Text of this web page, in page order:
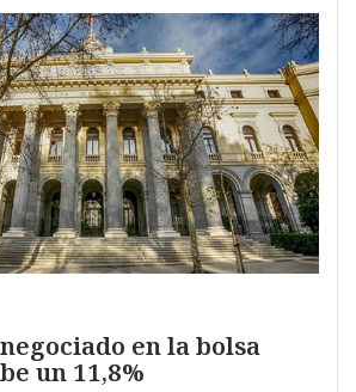
en la bolsa
un 11,8%